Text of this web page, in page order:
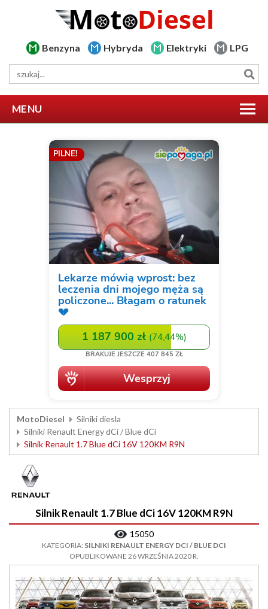
Benzyna Hybryda Elektryki LPG
MENU
MotoDiesel
Silniki diesla
Silniki Renault Energy dCi / Blue dCi
Silnik Renault 1.7 Blue dCi 16V 120KM R9N
Silnik Renault 1.7 Blue dCi 16V 120KM R9N
15050
KATEGORIA: SILNIKI RENAULT ENERGY DCI / BLUE DCI
OPUBLIKOWANE 26 WRZEŚNIA 2020 R.